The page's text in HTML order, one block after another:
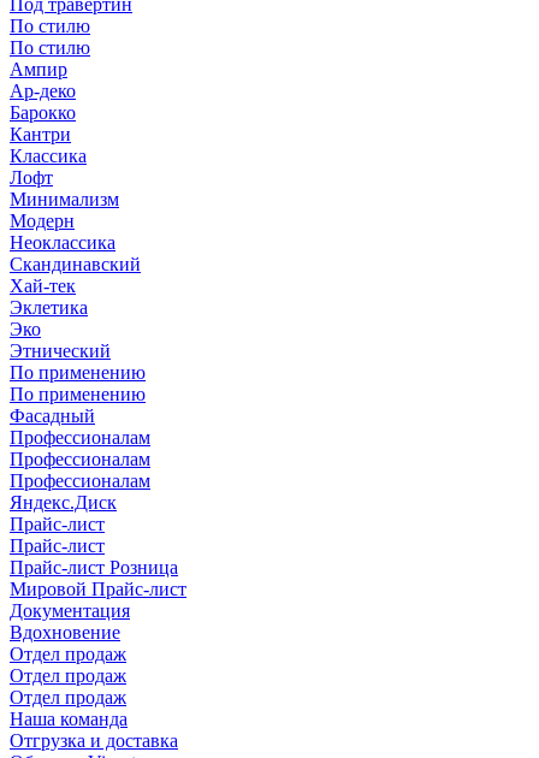
Под травертин
По стилю
По стилю
Ампир
Ар-деко
Барокко
Кантри
Классика
Лофт
Минимализм
Модерн
Неоклассика
Скандинавский
Хай-тек
Эклетика
Эко
Этнический
По применению
По применению
Фасадный
Профессионалам
Профессионалам
Профессионалам
Яндекс.Диск
Прайс-лист
Прайс-лист
Прайс-лист Розница
Мировой Прайс-лист
Документация
Вдохновение
Отдел продаж
Отдел продаж
Отдел продаж
Наша команда
Отгрузка и доставка